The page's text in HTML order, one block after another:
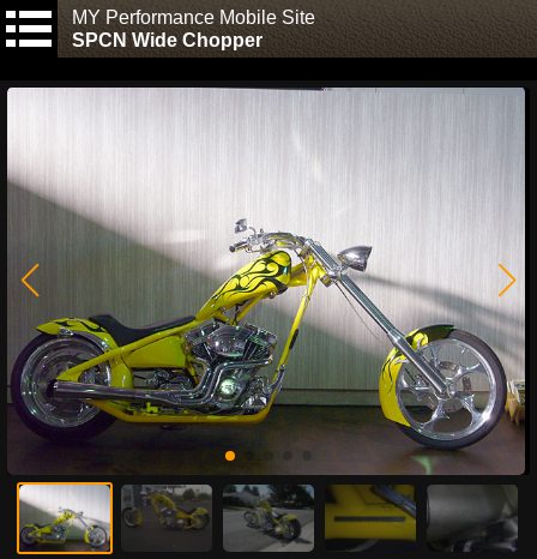
MY Performance Mobile Site
SPCN Wide Chopper